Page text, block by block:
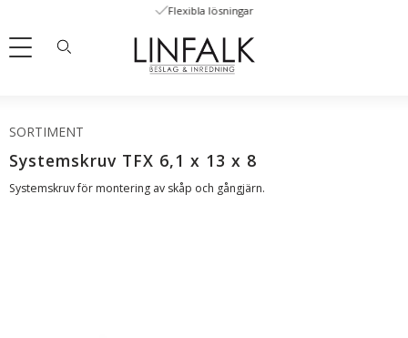
Meny
Flexibla lösningar
SORTIMENT
Systemskruv TFX 6,1 x 13 x 8
Systemskruv för montering av skåp och gångjärn.